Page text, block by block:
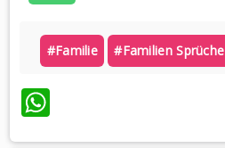
#familie #familien Sprüche
WhatsApp